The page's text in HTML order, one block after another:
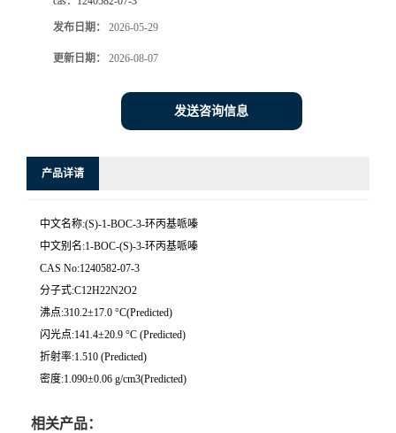
发布日期： 2026-05-29
更新日期： 2026-08-07
发送咨询信息
产品详请
中文名称:(S)-1-BOC-3-环丙基哌嗪
中文别名:1-BOC-(S)-3-环丙基哌嗪
CAS No:1240582-07-3
分子式:C12H22N2O2
沸点:310.2±17.0 °C(Predicted)
闪光点:141.4±20.9 °C (Predicted)
折射率:1.510 (Predicted)
密度:1.090±0.06 g/cm3(Predicted)
相关产品：